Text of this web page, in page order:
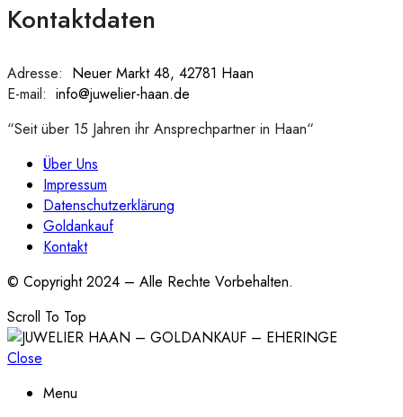
Kontaktdaten
Adresse: Neuer Markt 48, 42781 Haan
E-mail: info@juwelier-haan.de
“Seit über 15 Jahren ihr Ansprechpartner in Haan“
Über Uns
Impressum
Datenschutzerklärung
Goldankauf
Kontakt
© Copyright 2024 – Alle Rechte Vorbehalten.
Scroll To Top
Close
Menu